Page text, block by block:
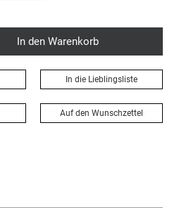
In den Warenkorb
In die Lieblingsliste
Auf den Wunschzettel